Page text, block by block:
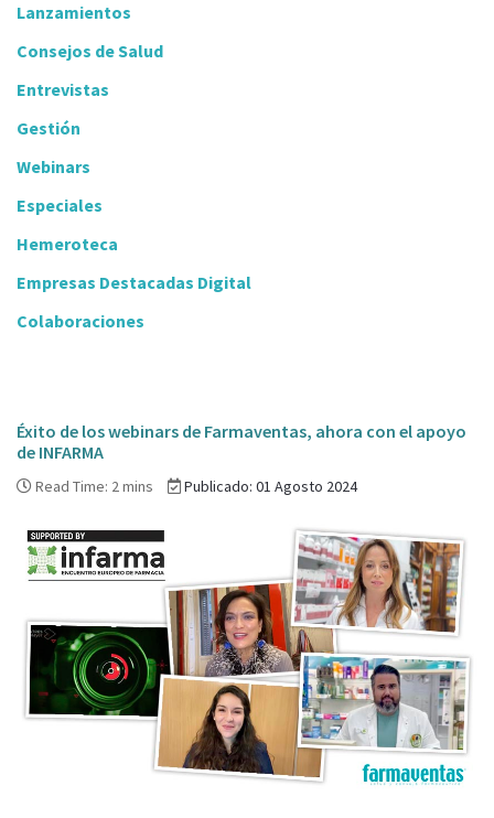
Lanzamientos
Consejos de Salud
Entrevistas
Gestión
Webinars
Especiales
Hemeroteca
Empresas Destacadas Digital
Colaboraciones
Éxito de los webinars de Farmaventas, ahora con el apoyo
de INFARMA
Read Time: 2 mins Publicado: 01 Agosto 2024